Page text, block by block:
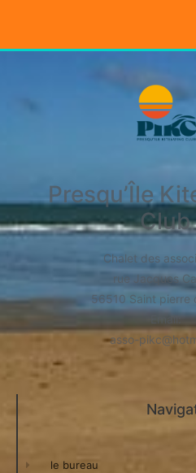
Presqu’Île
Club
Chalet des
rue Jacques
56510 Saint pierre
​Email:
asso-
le bureau